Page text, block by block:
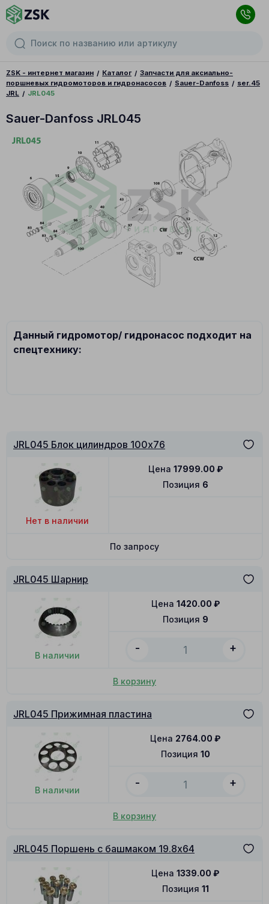
ZSK - интернет магазин Каталог
Запчасти для аксиально-
поршневых гидромоторов и гидронасосов
Sauer-Danfoss
ser.45
JRL
JRL045
Sauer-Danfoss JRL045
Данный гидромотор/ гидронасос подходит на
спецтехнику:
JRL045 Блок цилиндров 100x76
Нет в наличии
Позиция 6
Цена 17999.00 ₽
По запросу
JRL045 Шарнир
В наличии
Позиция 9
Цена 1420.00 ₽
- +
В корзину
JRL045 Прижимная пластина
В наличии
Позиция 10
Цена 2764.00 ₽
- +
В корзину
JRL045 Поршень с башмаком 19.8x64
Позиция 11
Цена 1339.00 ₽